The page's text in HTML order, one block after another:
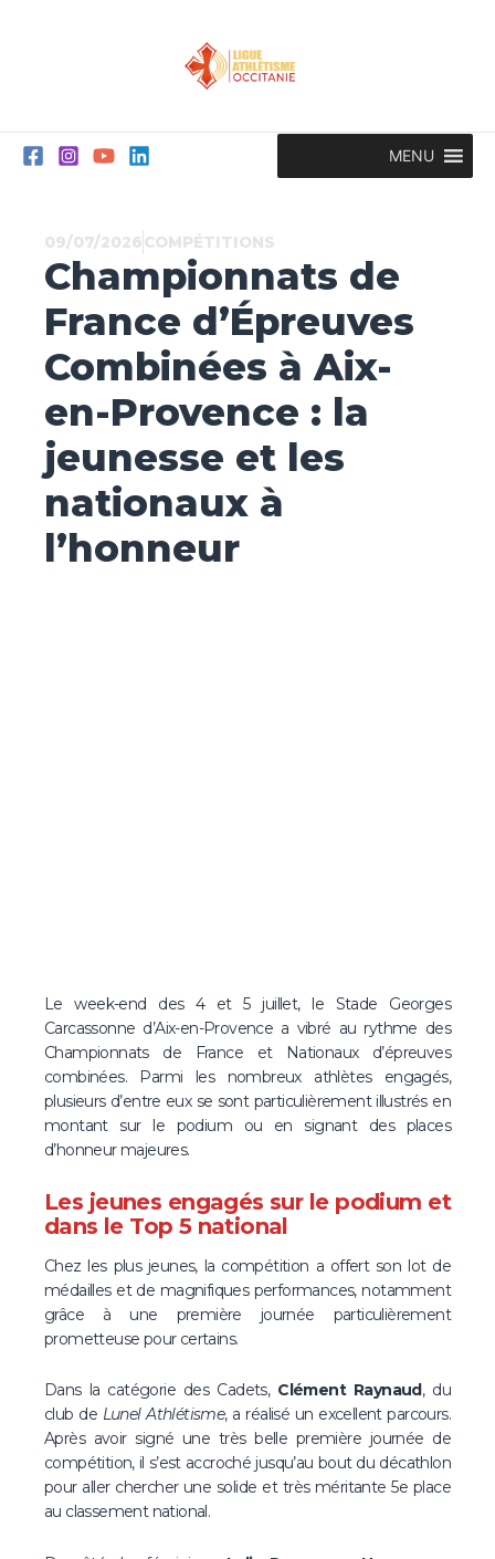
MENU
09/07/2026COMPÉTITIONS
Championnats de
France d’Épreuves
Combinées à Aix-
en-Provence : la
jeunesse et les
nationaux à
l’honneur
Le week-end des 4 et 5 juillet, le Stade Georges
Carcassonne d’Aix-en-Provence a vibré au rythme des
Championnats de France et Nationaux d’épreuves
combinées. Parmi les nombreux athlètes engagés,
plusieurs d’entre eux se sont particulièrement illustrés en
montant sur le podium ou en signant des places
d’honneur majeures.
Les jeunes engagés sur le podium et
dans le Top 5 national
Chez les plus jeunes, la compétition a offert son lot de
médailles et de magnifiques performances, notamment
grâce à une première journée particulièrement
prometteuse pour certains.
Dans la catégorie des Cadets, Clément Raynaud , du
club de Lunel Athlétisme, a réalisé un excellent parcours.
Après avoir signé une très belle première journée de
compétition, il s’est accroché jusqu’au bout du décathlon
pour aller chercher une solide et très méritante 5e place
au classement national.